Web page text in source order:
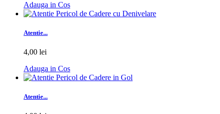
Adauga in Cos
Atentie...
4,00 lei
Adauga in Cos
Atentie...